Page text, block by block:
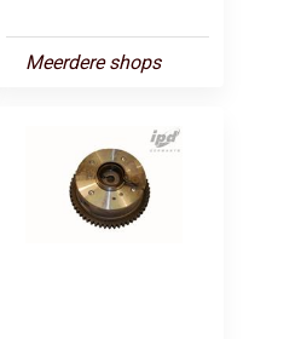
Meerdere shops